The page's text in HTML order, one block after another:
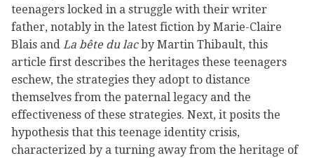
teenagers locked in a struggle with their writer
father, notably in the latest fiction by Marie-Claire
Blais and La bête du lacby Martin Thibault, this
article first describes the heritages these teenagers
eschew, the strategies they adopt to distance
themselves from the paternal legacy and the
effectiveness of these strategies. Next, it posits the
hypothesis that this teenage identity crisis,
characterized by a turning away from the heritage of